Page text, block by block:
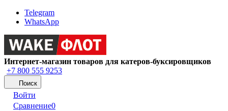
Telegram
WhatsApp
Интернет-магазин товаров для катеров-буксировщиков
+7 800 555 9253
Поиск
Войти
Сравнение0